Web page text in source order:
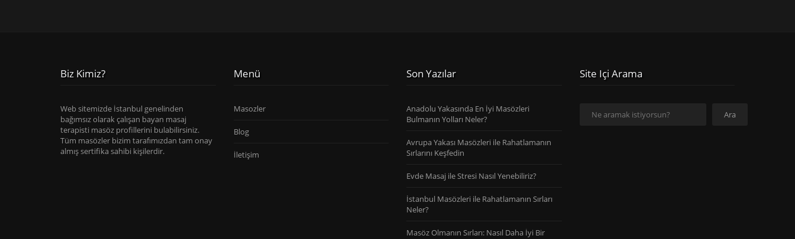
Biz Kimiz?
Web sitemizde İstanbul genelinden
bağımsız olarak çalışan bayan masaj
terapisti masöz profillerini bulabilirsiniz.
Tüm masözler bizim tarafımızdan tam onay
almış sertifika sahibi kişilerdir.
Menü
Masozler
Blog
İletişim
Son Yazılar
Anadolu Yakasında En İyi Masözleri
Bulmanın Yolları Neler?
Avrupa Yakası Masözleri ile Rahatlamanın
Sırlarını Keşfedin
Evde Masaj ile Stresi Nasıl Yenebiliriz?
İstanbul Masözleri ile Rahatlamanın Sırları
Neler?
Masöz Olmanın Sırları: Nasıl Daha İyi Bir
Site Içi Arama
Ara